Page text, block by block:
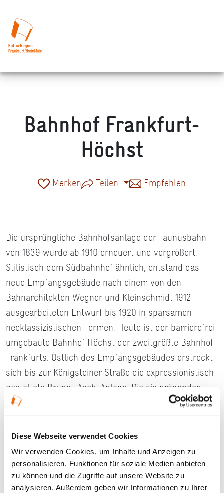
Diese Webseite verwendet Cookies
Wir verwenden Cookies, um Inhalte und Anzeigen zu
personalisieren, Funktionen für soziale Medien anbieten
zu können und die Zugriffe auf unsere Website zu
analysieren. Außerdem geben wir Informationen zu Ihrer
Bahnhof Frankfurt-
Höchst
Merken Teilen Empfehlen
Die ursprüngliche Bahnhofsanlage der Taunusbahn
von 1839 wurde ab 1910 erneuert und vergrößert.
Stilistisch dem Südbahnhof ähnlich, entstand das
neue Empfangsgebäude nach einem von den
Bahnarchitekten Wegner und Kleinschmidt 1912
ausgearbeiteten Entwurf bis 1920 in sparsamen
neoklassizistischen Formen. Heute ist der barrierefrei
umgebaute Bahnhof Höchst der zweitgrößte Bahnhof
Frankfurts. Östlich des Empfangsgebäudes erstreckt
sich bis zur Königsteiner Straße die expressionistisch
gestaltete Bruno- Asch-Anlage. Die sie prägenden
Elemente, wie Rasenparterre, Baumallee, Brunnen
und Kunstwerke wurden in den Jahren 2005 bis 2013
restauriert. Auch die aus drei unterschiedlichen
Epochen stammenden Eisenbahnbrücken über die
Königsteiner Straße wurden denkmalgerecht
restauriert sowie lichtgestalterisch in Szene gesetzt.